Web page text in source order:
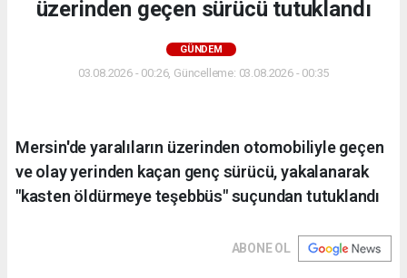
üzerinden geçen sürücü tutuklandı
GÜNDEM
03.08.2026 - 00:26, Güncelleme: 03.08.2026 - 00:35
Mersin'de yaralıların üzerinden otomobiliyle geçen
ve olay yerinden kaçan genç sürücü, yakalanarak
"kasten öldürmeye teşebbüs" suçundan tutuklandı
ABONE OL